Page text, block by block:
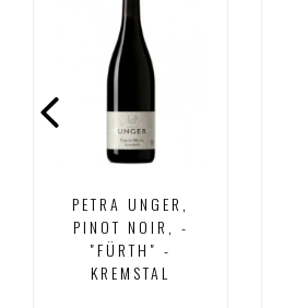
PETRA UNGER,
PINOT NOIR, -
"FÜRTH" -
KREMSTAL